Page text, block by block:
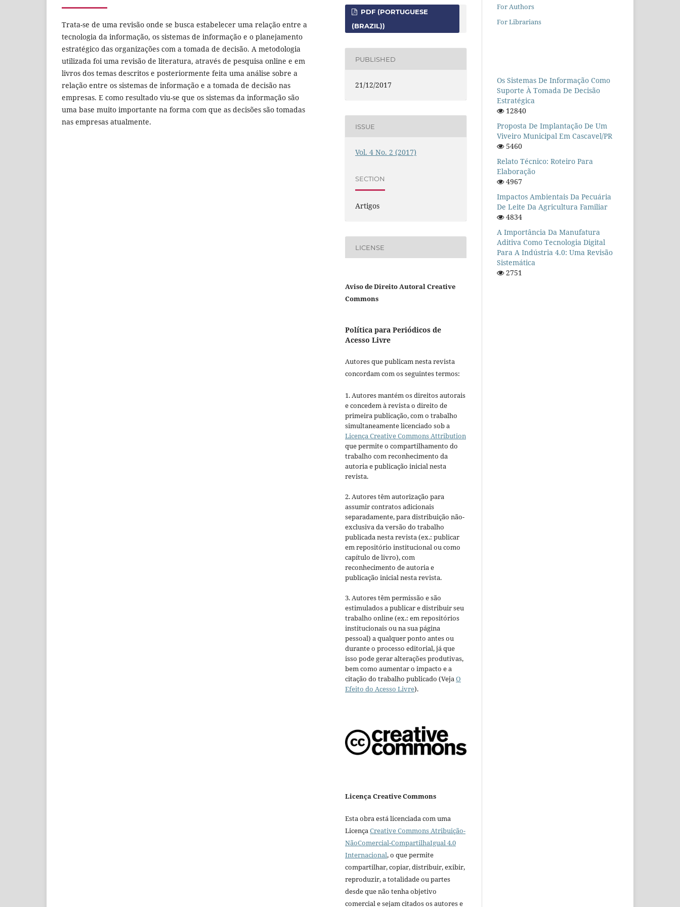
Trata-se de uma revisão onde se busca estabelecer uma relação entre a
tecnologia da informação, os sistemas de informação e o planejamento
estratégico das organizações com a tomada de decisão. A metodologia
utilizada foi uma revisão de literatura, através de pesquisa online e em
livros dos temas descritos e posteriormente feita uma análise sobre a
relação entre os sistemas de informação e a tomada de decisão nas
empresas. E como resultado viu-se que os sistemas da informação são
uma base muito importante na forma com que as decisões são tomadas
nas empresas atualmente.
PDF (PORTUGUESE
(BRAZIL))
PUBLISHED
21/12/2017
ISSUE
Vol. 4 No. 2 (2017)
SECTION
Artigos
LICENSE
Aviso de Direito Autoral Creative
Commons
Política para Periódicos de
Acesso Livre
Autores que publicam nesta revista
concordam com os seguintes termos:
1. Autores mantém os direitos autorais
e concedem à revista o direito de
primeira publicação, com o trabalho
simultaneamente licenciado sob a
Licença Creative Commons Attribution
que permite o compartilhamento do
trabalho com reconhecimento da
autoria e publicação inicial nesta
revista.
2. Autores têm autorização para
assumir contratos adicionais
separadamente, para distribuição não-
exclusiva da versão do trabalho
publicada nesta revista (ex.: publicar
em repositório institucional ou como
capítulo de livro), com
reconhecimento de autoria e
publicação inicial nesta revista.
3. Autores têm permissão e são
estimulados a publicar e distribuir seu
trabalho online (ex.: em repositórios
institucionais ou na sua página
pessoal) a qualquer ponto antes ou
durante o processo editorial, já que
isso pode gerar alterações produtivas,
bem como aumentar o impacto e a
citação do trabalho publicado (Veja O
Efeito do Acesso Livre).
Licença Creative Commons
Esta obra está licenciada com uma
LicençaCreative Commons Atribuição-
NãoComercial-CompartilhaIgual 4.0
Internacional, o que permite
compartilhar, copiar, distribuir, exibir,
reproduzir, a totalidade ou partes
desde que não tenha objetivo
comercial e sejam citados os autores e
For Authors
For Librarians
Os Sistemas De Informação Como
Suporte À Tomada De Decisão
Estratégica
12840
Proposta De Implantação De Um
Viveiro Municipal Em Cascavel/PR
5460
Relato Técnico: Roteiro Para
Elaboração
4967
Impactos Ambientais Da Pecuária
De Leite Da Agricultura Familiar
4834
A Importância Da Manufatura
Aditiva Como Tecnologia Digital
Para A Indústria 4.0: Uma Revisão
Sistemática
2751